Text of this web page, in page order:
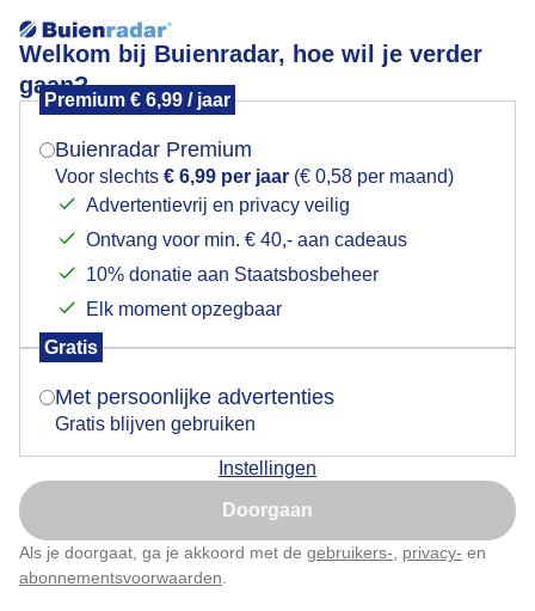
Welkom bij Buienradar, hoe wil je verder
gaan?
Premium € 6,99 / jaar
Buienradar Premium
Voor slechts € 6,99 per jaar (€ 0,58 per maand)
Advertentievrij en privacy veilig
Ontvang voor min. € 40,- aan cadeaus
10% donatie aan Staatsbosbeheer
Elk moment opzegbaar
Gratis
Met persoonlijke advertenties
Gratis blijven gebruiken
Instellingen
Doorgaan
Als je doorgaat, ga je akkoord met de gebruikers- privacy- en
abonnementsvoorwaarden
Zweefvliegweer
Door: Rob Schraven Gemaakt: 10-05-2026, 53x bekeken
Mogen we je locatie gebruiken voor het
Indien je hier nog geen akkoord op hebt gegeven,
verschijnt er zo een pop-up uit je browser waarin
Is goed, toon de popup
Nu niet, misschien later
Klik hierom dit aan te passen